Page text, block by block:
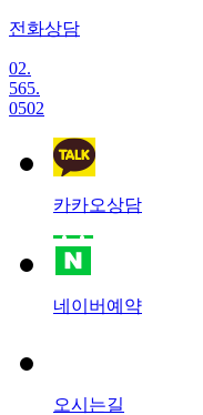
전화상담
02.
565.
0502
카카오상담
네이버예약
오시는길